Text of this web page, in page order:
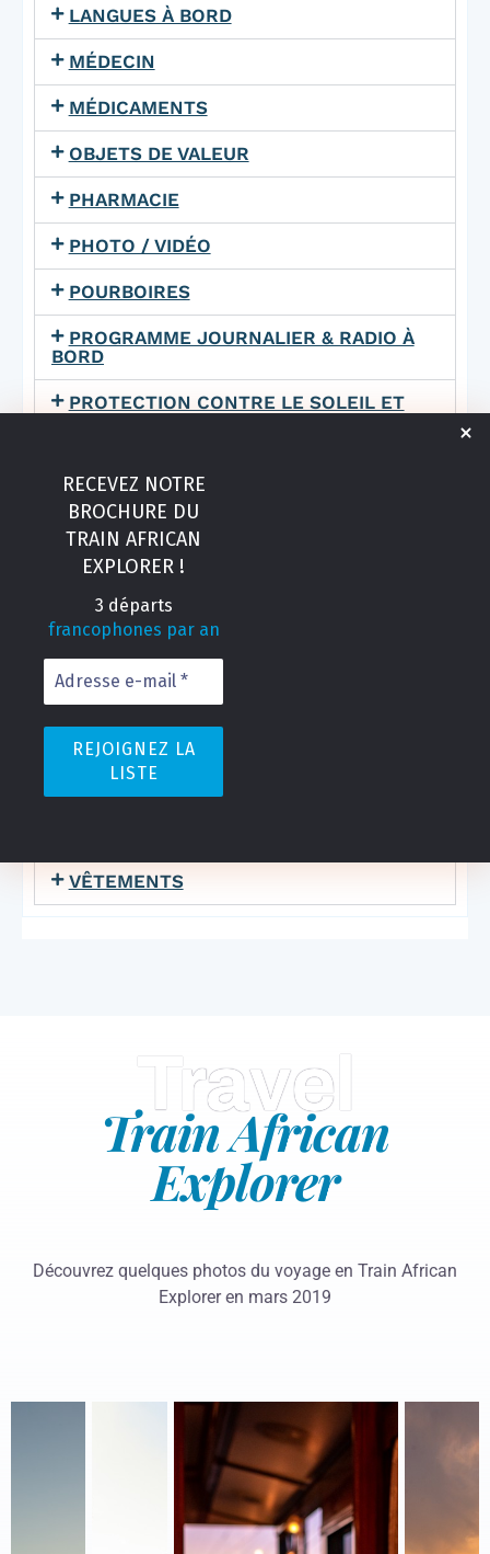
LANGUES À BORD
MÉDECIN
MÉDICAMENTS
OBJETS DE VALEUR
PHARMACIE
PHOTO / VIDÉO
POURBOIRES
PROGRAMME JOURNALIER & RADIO À
BORD
PROTECTION CONTRE LE SOLEIL ET
REPAS
RETARDS
SALLE DE BAIN À BORD
SERVIETTES / LITERIE
TÉLÉPHONE PORTABLE
VÊTEMENTS
Travel
TrainAfrican
Explorer
Découvrez quelques photos du voyage en Train African
Explorer en mars 2019
RECEVEZ NOTRE
BROCHURE DU
TRAIN AFRICAN
EXPLORER !
3 départs
francophones par an